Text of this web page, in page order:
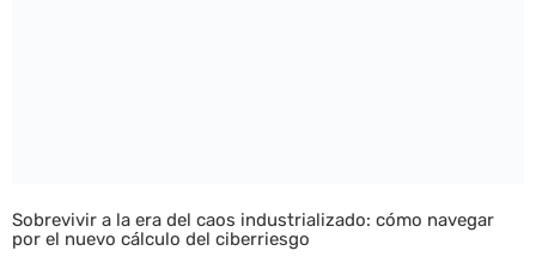
Sobrevivir a la era del caos industrializado: cómo navegar
por el nuevo cálculo del ciberriesgo